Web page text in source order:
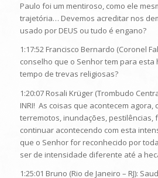
Paulo foi um mentiroso, como ele
trajetória… Devemos acreditar nos
usado por DEUS ou tudo é engano?
1:17:52 Francisco Bernardo (Coronel
conselho que o Senhor tem para
tempo de trevas religiosas?
1:20:07 Rosali Krüger (Trombudo
INRI! As coisas que acontecem agora,
terremotos, inundações, pestilências,
continuar acontecendo com esta
que o Senhor for reconhecido por
ser de intensidade diferente até a
1:25:01 Bruno (Rio de Janeiro – RJ):